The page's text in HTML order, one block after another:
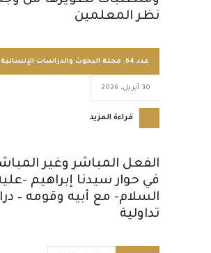
نظر المعلمين
عدد 64 , مجلة البحوث والدراسات الإنسانية
30 أبريل، 2026
قراءة المزيد
الفعل المباشر وغير
في حوار سيدنا إبراهيم -
السلام- مع أبيه وقومه –
تداولية